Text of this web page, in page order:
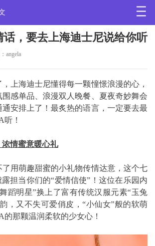
话，要去上海迪士尼说给你听
angela
海迪士尼懂得每一颗憧憬浪漫的心，
感单品、浪漫双人晚餐、夏夜奇妙舞会
安排上了！最炙热的语言，一定要去最
听！
情蜜意暖心礼
萌趣甜蜜的小礼物传情达意，这个七
露担当你们的“爱情信使”！这位在乐园内
蹈明星”换上了富有传统汉服元素“玉兔
，又不失可爱俏皮，“小仙女”般的软萌
的那颗温润柔软的少女心！